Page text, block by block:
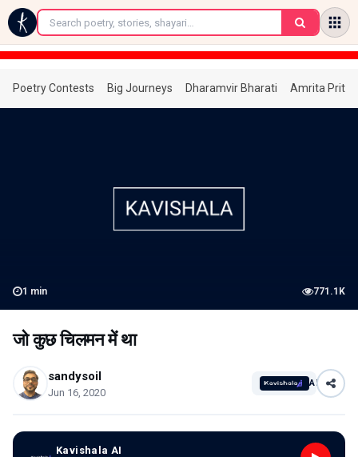
←
Poetry Contests Big Journeys Dharamvir Bharati Amrita
1 min 771.1K
जो कुछ चिलमन में था
sandysoil
Jun 16, 2020
AI
Kavishala AI